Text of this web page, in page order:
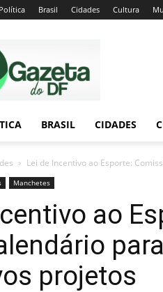
Política Brasil Cidades Cultura
do
DF
BRASIL CIDADES
Lei de Incentivo ao Esporte:
Manchetes
ao
projetos